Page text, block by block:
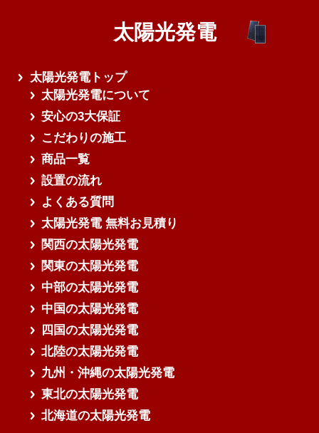
さらに読み込む
太陽光発電
太陽光発電トップ
太陽光発電について
安心の3大保証
こだわりの施工
商品一覧
設置の流れ
よくある質問
太陽光発電 無料お見積り
関西の太陽光発電
関東の太陽光発電
中部の太陽光発電
中国の太陽光発電
四国の太陽光発電
北陸の太陽光発電
九州・沖縄の太陽光発電
東北の太陽光発電
北海道の太陽光発電